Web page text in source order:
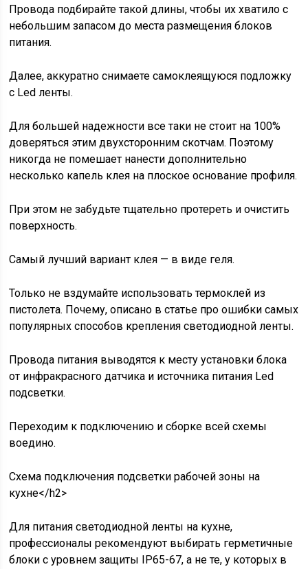
Провода подбирайте такой длины, чтобы их хватило с
небольшим запасом до места размещения блоков
питания.
Далее, аккуратно снимаете самоклеящуюся подложку
с Led ленты.
Для большей надежности все таки не стоит на 100%
доверяться этим двухсторонним скотчам. Поэтому
никогда не помешает нанести дополнительно
несколько капель клея на плоское основание профиля.
При этом не забудьте тщательно протереть и очистить
поверхность.
Самый лучший вариант клея — в виде геля.
Только не вздумайте использовать термоклей из
пистолета. Почему, описано в статье про ошибки самых
популярных способов крепления светодиодной ленты.
Провода питания выводятся к месту установки блока
от инфракрасного датчика и источника питания Led
подсветки.
Переходим к подключению и сборке всей схемы
воедино.
Схема подключения подсветки рабочей зоны на
кухне</h2>
Для питания светодиодной ленты на кухне,
профессионалы рекомендуют выбирать герметичные
блоки с уровнем защиты IP65-67, а не те, у которых в